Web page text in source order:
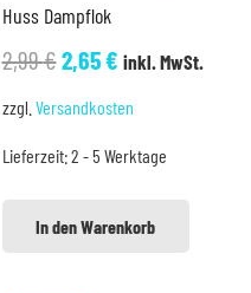
Huss Dampflok
2,99€Ursprünglicher
2,99 €
2,65€Aktueller
2,65 €.
inkl. MwSt.
zzgl. Versandkosten
Lieferzeit:2 - 5 Werktage
In den Warenkorb